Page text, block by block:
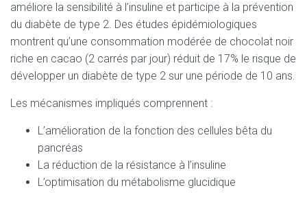
améliore la sensibilité à l’insuline et participe à la prévention
du diabète de type 2. Des études épidémiologiques
montrent qu’une consommation modérée de chocolat noir
riche en cacao (2 carrés par jour) réduit de 17% le risque de
développer un diabète de type 2 sur une période de 10 ans.
Les mécanismes impliqués comprennent :
L’amélioration de la fonction des cellules bêta du
pancréas
La réduction de la résistance à l’insuline
L’optimisation du métabolisme glucidique